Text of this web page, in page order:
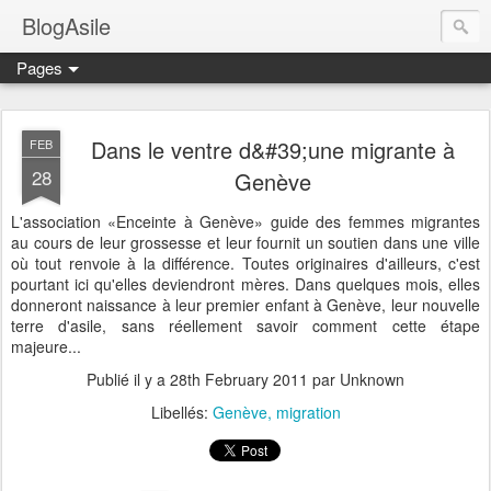
BlogAsile
Pages
FEB
28
Dans le ventre d&#39;une migrante à
Genève
L'association «Enceinte à Genève» guide des femmes migrantes
au cours de leur grossesse et leur fournit un soutien dans une ville
où tout renvoie à la différence. Toutes originaires d'ailleurs, c'est
pourtant ici qu'elles deviendront mères. Dans quelques mois, elles
donneront naissance à leur premier enfant à Genève, leur nouvelle
terre d'asile, sans réellement savoir comment cette étape
majeure...
Publié il y a 28th February 2011 par Unknown
Libellés: Genève migration